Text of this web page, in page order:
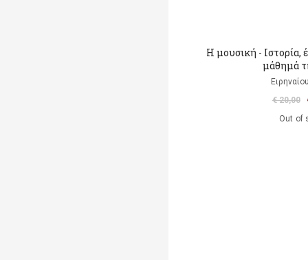
Η μουσική - Ιστορία,
μάθημά
€ 20,00
Out of